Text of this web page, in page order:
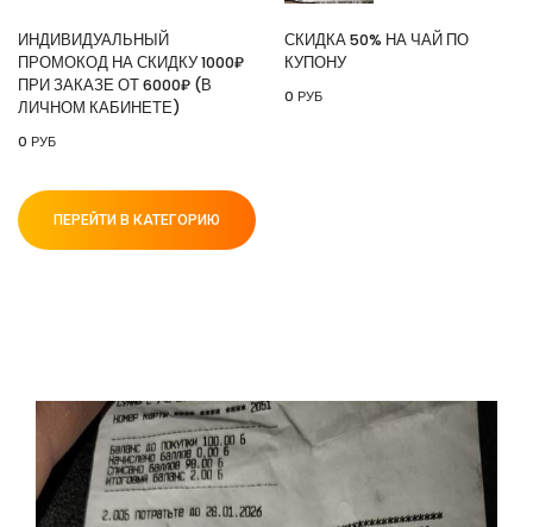
ИНДИВИДУАЛЬНЫЙ
ПРОМОКОД НА СКИДКУ 1000₽
ПРИ ЗАКАЗЕ ОТ 6000₽ (В
ЛИЧНОМ КАБИНЕТЕ)
0 РУБ
СКИДКА 50% НА ЧАЙ ПО
КУПОНУ
0 РУБ
ПЕРЕЙТИ В КАТЕГОРИЮ